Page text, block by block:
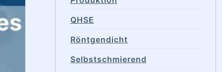
QHSE
Röntgendicht
Selbstschmierend